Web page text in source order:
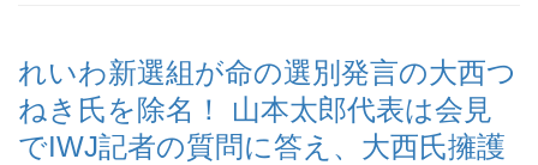
れいわ新選組が命の選別発言の大西つ
ねき氏を除名！ 山本太郎代表は会見
でIWJ記者の質問に答え、大西氏擁護